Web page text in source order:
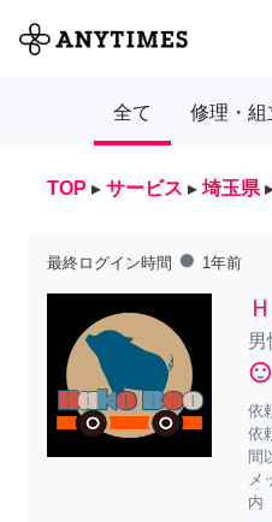
全て 修理・組
TOP ▸ サービス ▸ 埼玉県
最終ログイン時間 fiber_manual_record 1年前
男
sentiment_satisfied
依
依
間
メ
内